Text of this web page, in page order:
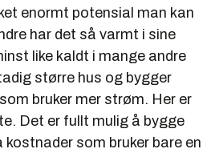
enormt potensial man kan
har det så varmt i sine
like kaldt i mange andre
større hus og bygger
bruker mer strøm. Her er
Det er fullt mulig å bygge
som bruker bare en